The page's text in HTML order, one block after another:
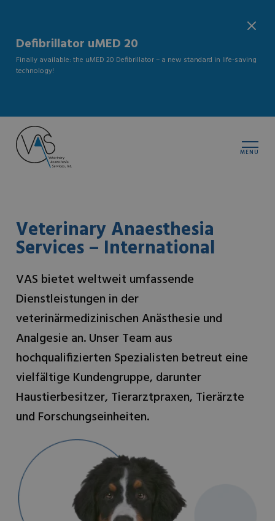
Defibrillator uMED 20
Finally available: the uMED 20 Defibrillator – a new standard in life-saving
technology!
MENU
Veterinary Anaesthesia
Services – International
VAS bietet weltweit umfassende
Dienstleistungen in der
veterinärmedizinischen Anästhesie und
Analgesie an. Unser Team aus
hochqualifizierten Spezialisten betreut eine
vielfältige Kundengruppe, darunter
Haustierbesitzer, Tierarztpraxen, Tierärzte
und Forschungseinheiten.